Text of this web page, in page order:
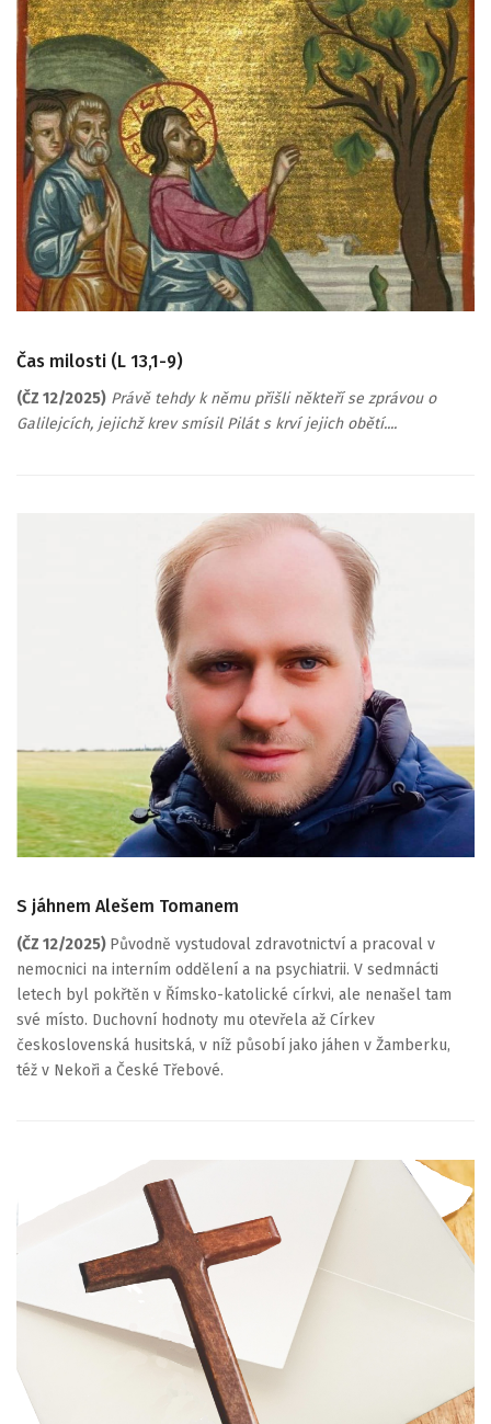
Čas milosti (L 13,1-9)
(ČZ 12/2025) Právě tehdy k němu přišli někteří se zprávou o
Galilejcích, jejichž krev smísil Pilát s krví jejich obětí....
S jáhnem Alešem Tomanem
(ČZ 12/2025) Původně vystudoval zdravotnictví a pracoval v
nemocnici na interním oddělení a na psychiatrii. V sedmnácti
letech byl pokřtěn v Římsko-katolické církvi, ale nenašel tam
své místo. Duchovní hodnoty mu otevřela až Církev
československá husitská, v níž působí jako jáhen v Žamberku,
též v Nekoři a České Třebové.